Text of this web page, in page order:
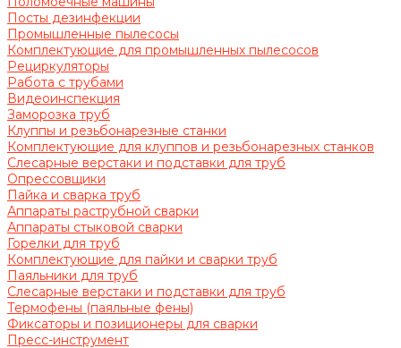
Посты дезинфекции
Промышленные пылесосы
Комплектующие для промышленных пылесосов
Рециркуляторы
Работа с трубами
Видеоинспекция
Заморозка труб
Клуппы и резьбонарезные станки
Комплектующие для клуппов и резьбонарезных станков
Слесарные верстаки и подставки для труб
Опрессовщики
Пайка и сварка труб
Аппараты раструбной сварки
Аппараты стыковой сварки
Горелки для труб
Комплектующие для пайки и сварки труб
Паяльники для труб
Слесарные верстаки и подставки для труб
Термофены (паяльные фены)
Фиксаторы и позиционеры для сварки
Пресс-инструмент